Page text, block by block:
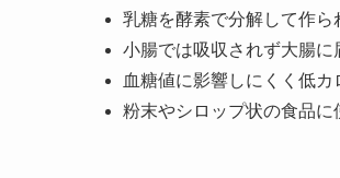
乳糖を酵素で分解して作ら
小腸では吸収されず大腸に
血糖値に影響しにくく低カ
粉末やシロップ状の食品に